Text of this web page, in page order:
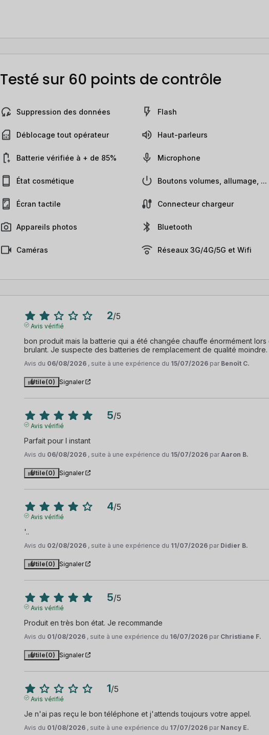
Testé sur 60 points de contrôle
Suppression des données
Déblocage tout opérateur
Batterie vérifiée à + de 85%
État cosmétique
Écran tactile
Appareils photos
Caméras
Flash
Haut-parleurs
Microphone
Boutons volumes, allumage, ...
Connecteur chargeur
Bluetooth
Réseaux 3G/4G/5G et Wifi
2/5
Avis vérifié
bon produit mais la batterie qui a été changée chauffe énormément
brulant. Je suspecte des batteries de remplacement de qualité moindre.
Avis du 06/08/2026 , suite à une expérience du 15/07/2026 par Benoît C.
Utile(0) Signaler
5/5
Avis vérifié
Parfait pour l instant
Avis du 06/08/2026 , suite à une expérience du 15/07/2026 parAaron B.
Utile(0) Signaler
4/5
Avis vérifié
'..
Avis du 02/08/2026 , suite à une expérience du 11/07/2026 par Didier B.
Utile(0) Signaler
5/5
Avis vérifié
Produit en très bon état. Je recommande
Avis du 01/08/2026 , suite à une expérience du 16/07/2026 par Christiane F.
Utile(0) Signaler
1/5
Avis vérifié
Je n'ai pas reçu le bon téléphone et j'attends toujours votre appel.
Avis du 01/08/2026 , suite à une expérience du 17/07/2026 par Nancy E.